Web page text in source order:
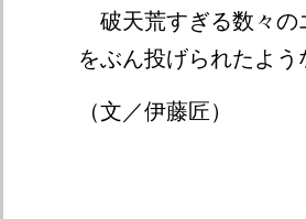
破天荒すぎる数々の
をぶん投げられたよ
（文／伊藤匠）